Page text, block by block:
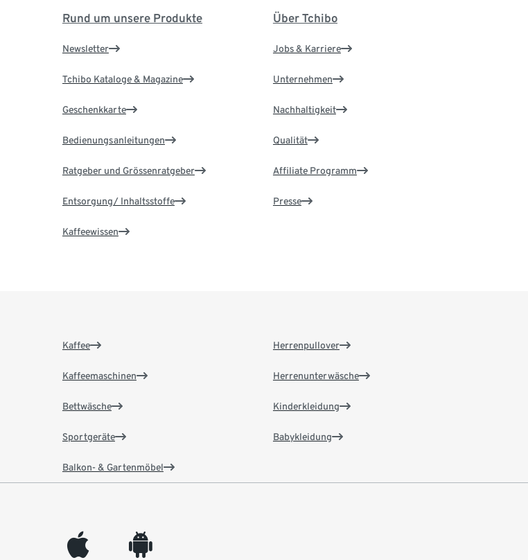
Rund um unsere Produkte
Newsletter
Tchibo Kataloge & Magazine
Geschenkkarte
Bedienungsanleitungen
Ratgeber und Grössenratgeber
Entsorgung/ Inhaltsstoffe
Kaffeewissen
Über Tchibo
Jobs & Karriere
Unternehmen
Nachhaltigkeit
Qualität
Affiliate Programm
Presse
Kaffee
Kaffeemaschinen
Bettwäsche
Sportgeräte
Balkon- & Gartenmöbel
Herrenpullover
Herrenunterwäsche
Kinderkleidung
Babykleidung
appleinc android